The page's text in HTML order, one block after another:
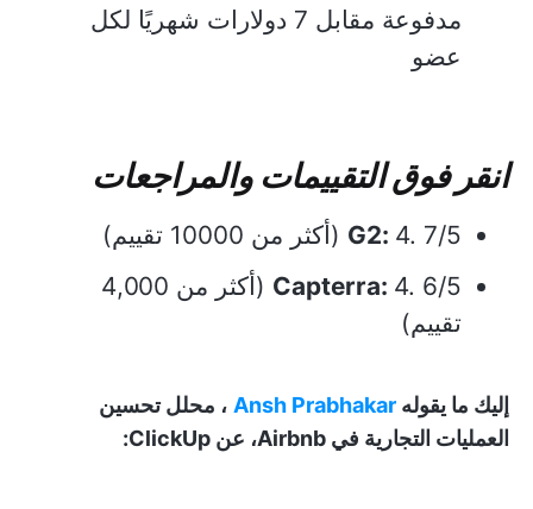
مدفوعة مقابل 7 دولارات شهريًا لكل
عضو
انقر فوق التقييمات والمراجعات
G2: 4. 7/5 (أكثر من 10000 تقييم)
Capterra:
4. 6/5 (أكثر من 4,000
تقييم)
إليك ما يقوله Ansh Prabhakar ، محلل تحسين
العمليات التجارية في Airbnb، عن ClickUp: